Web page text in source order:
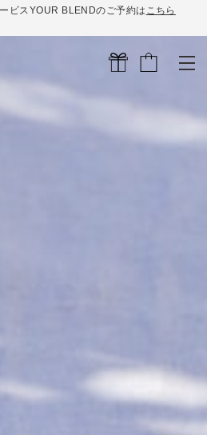
ビスYOUR BLENDのご予約は こちら